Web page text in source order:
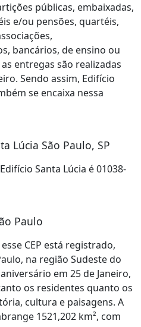
públicas, embaixadas,
e/ou pensões, quartéis,
bancários, de ensino ou
entregas são realizadas
Sendo assim, Edifício
se encaixa nessa
Lúcia São Paulo, SP
Santa Lúcia é 01038-
Paulo
CEP está registrado,
na região Sudeste do
em 25 de Janeiro,
os residentes quanto os
cultura e paisagens. A
1521,202 km², com